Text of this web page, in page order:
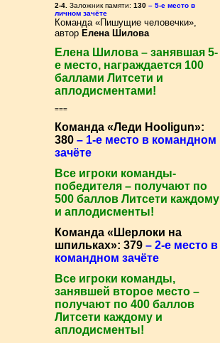
2-4. Заложник памяти:130 – 5-е место в
личном зачёте
Команда «Пишущие человечки»,
автор Елена Шилова
Елена Шилова – занявшая 5-
е место, награждается 100
баллами Литсети и
аплодисментами!
===
Команда «Леди Hooligun»:
380 – 1-е место в командном
зачёте
Все игроки команды-
победителя – получают по
500 баллов Литсети каждому
и аплодисменты!
Команда «Шерлоки на
шпильках»: 379 – 2-е место в
командном зачёте
Все игроки команды,
занявшей второе место –
получают по 400 баллов
Литсети каждому и
аплодисменты!